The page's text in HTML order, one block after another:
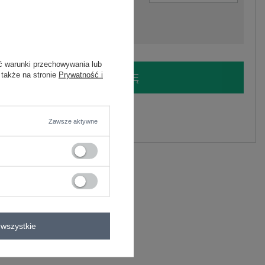
SIĘ I ZOBACZ CENĘ
Zadaj pytanie
warunki przechowywania lub
na stronie Prywatność i
Zawsze aktywne